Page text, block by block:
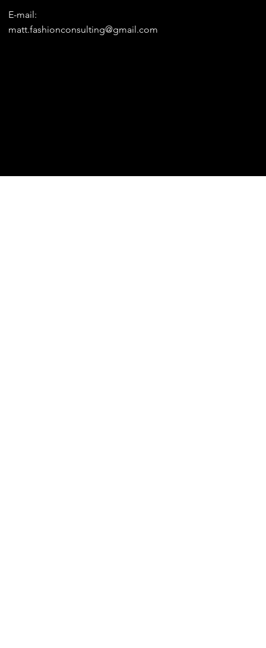
E-mail:
matt.fashionconsulting@gmail.com